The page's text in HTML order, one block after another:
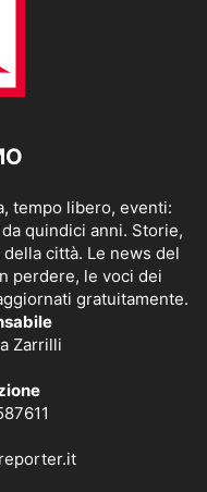
tempo libero, eventi:
quindici anni. Storie,
città. Le news del
perdere, le voci dei
gratuitamente.
Zarrilli